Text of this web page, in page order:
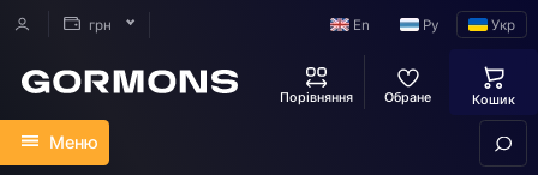
грн Укр
Ру
En
Порівняння Обране Кошик
Меню